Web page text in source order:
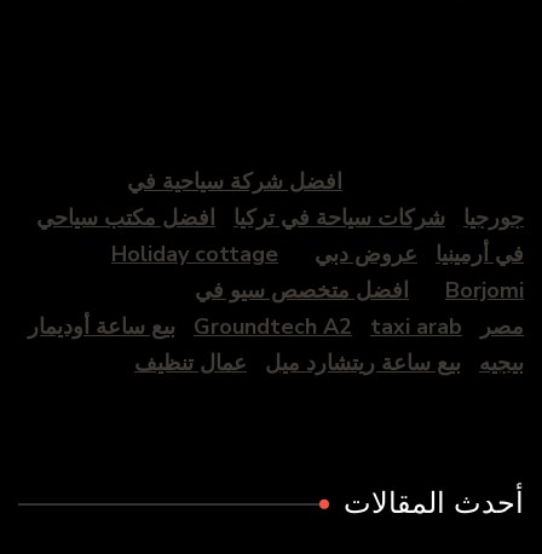
افضل شركة سياحية في
جورجيا
شركات سياحة في تركيا
افضل مكتب سياحي
في أرمينيا
عروض دبي
Holiday cottage
Borjomi
افضل متخصص سيو في
مصر
Groundtech A2 taxi arab
بيع ساعة أوديمار
بيجيه
بيع ساعة ريتشارد ميل عمال تنظيف
أحدث المقالات